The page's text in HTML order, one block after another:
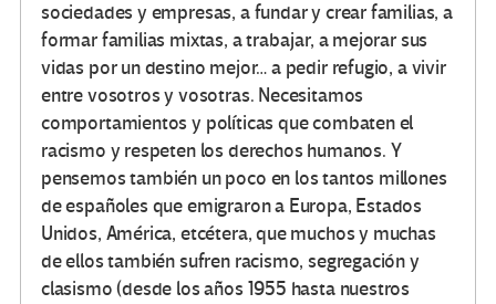
sociedades y empresas, a fundar y crear familias, a
formar familias mixtas, a trabajar, a mejorar sus
vidas por un destino mejor… a pedir refugio, a vivir
entre vosotros y vosotras. Necesitamos
comportamientos y políticas que combaten el
racismo y respeten los derechos humanos. Y
pensemos también un poco en los tantos millones
de españoles que emigraron a Europa, Estados
Unidos, América, etcétera, que muchos y muchas
de ellos también sufren racismo, segregación y
clasismo (desde los años 1955 hasta nuestros